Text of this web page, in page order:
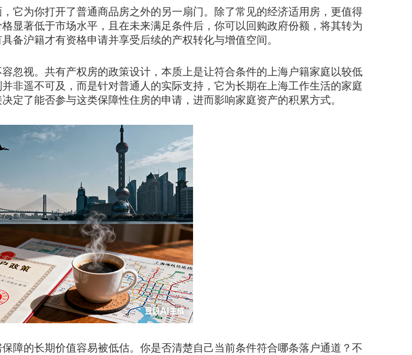
为你打开了普通商品房之外的另一扇门。除了常见的经济适用房，更值得
显著低于市场水平，且在未来满足条件后，你可以回购政府份额，将其转为
备沪籍才有资格申请并享受后续的产权转化与增值空间。
视。共有产权房的政策设计，本质上是让符合条件的上海户籍家庭以较低
非遥不可及，而是针对普通人的实际支持，它为长期在上海工作生活的家庭
定了能否参与这类保障性住房的申请，进而影响家庭资产的积累方式。
的长期价值容易被低估。你是否清楚自己当前条件符合哪条落户通道？不